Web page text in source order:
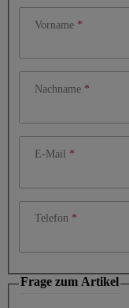
Vorname
Nachname
E-Mail
Telefon
Frage zum Artikel